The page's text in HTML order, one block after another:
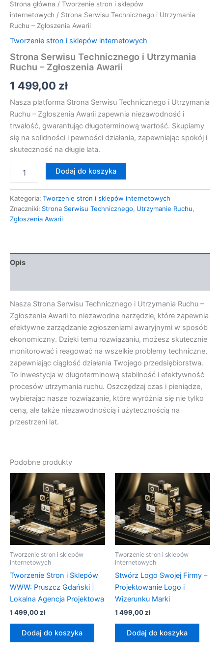
Strona główna / Tworzenie stron i sklepów
internetowych / Strona Serwisu Technicznego i Utrzymania
Ruchu – Zgłoszenia Awarii
Tworzenie stron i sklepów internetowych
Strona Serwisu Technicznego i Utrzymania
Ruchu – Zgłoszenia Awarii
1 499,00 zł
Nasza platforma Strona Serwisu Technicznego i Utrzymania
Ruchu – Zgłoszenia Awarii zapewnia niezawodność i
trwałość, gwarantując długoterminową wartość. Skupiamy
się na solidności i pewności działania, zapewniając spokój i
skuteczność na długie lata.
Dodaj do koszyka
Kategoria: Tworzenie stron i sklepów internetowych
Znaczniki: Strona Serwisu Technicznego, Utrzymanie Ruchu,
Zgłoszenia Awarii
Opis
Nasza Strona Serwisu Technicznego i Utrzymania Ruchu –
Zgłoszenia Awarii to niezawodne narzędzie, które zapewnia
efektywne zarządzanie zgłoszeniami awaryjnymi w sposób
ekonomiczny. Dzięki temu rozwiązaniu, możesz skutecznie
monitorować i reagować na wszelkie problemy techniczne,
zapewniając ciągłość działania Twojego przedsiębiorstwa.
To inwestycja w długoterminową stabilność i efektywność
procesów utrzymania ruchu. Oszczędzaj czas i pieniądze,
wybierając nasze rozwiązanie, które wyróżnia się nie tylko
ceną, ale także niezawodnością i użytecznością na
przestrzeni lat.
Podobne produkty
Tworzenie stron i sklepów
internetowych
Tworzenie Stron i Sklepów
WWW: Pruszcz Gdański |
Lokalna Agencja Projektowa
1 499,00zł
Dodaj do koszyka
Tworzenie stron i sklepów
internetowych
Stwórz Logo Swojej Firmy –
Projektowanie Logo i
Wizerunku Marki
1 499,00zł
Dodaj do koszyka